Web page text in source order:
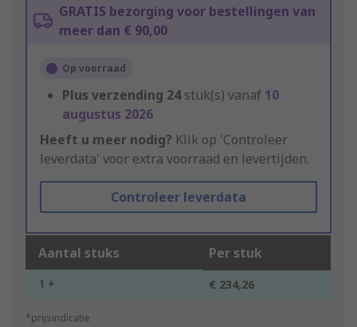
GRATIS bezorging voor bestellingen van
meer dan € 90,00
Op voorraad
Plus verzending 24stuk(s) vanaf 10
augustus 2026
Heeft u meer nodig? Klik op 'Controleer
leverdata' voor extra voorraad en levertijden.
Controleer leverdata
Aantal stuks Per stuk
1 + € 234,26
*prijsindicatie